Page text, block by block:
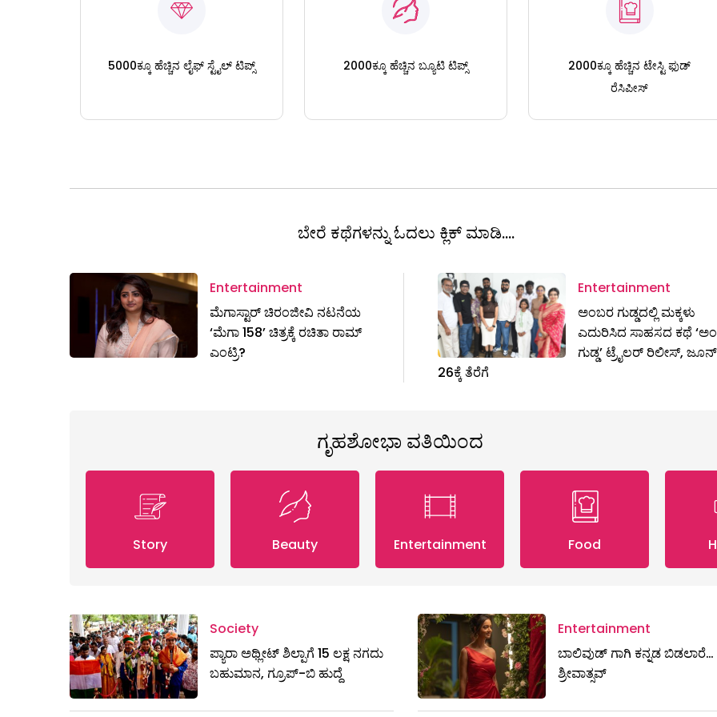
5000ಕ್ಕೂ ಹೆಚ್ಚಿನ ಲೈಫ್ ಸ್ಟೈಲ್ ಟಿಪ್ಸ್ 2000ಕ್ಕೂ ಹೆಚ್ಚಿನ ಬ್ಯೂಟಿ ಟಿಪ್ಸ್
2000ಕ್ಕೂ ಹೆಚ್ಚಿನ ಟೇಸ್ಟಿ ಫುಡ್
ರೆಸಿಪೀಸ್
ಬೇರೆ ಕಥೆಗಳನ್ನು ಓದಲು ಕ್ಲಿಕ್ ಮಾಡಿ....
Entertainment
ಮೆಗಾಸ್ಟಾರ್ ಚಿರಂಜೀವಿ ನಟನೆಯ
‘ಮೆಗಾ 158’ ಚಿತ್ರಕ್ಕೆ ರಚಿತಾ ರಾಮ್
ಎಂಟ್ರಿ?
Entertainment
ಅಂಬರ ಗುಡ್ಡದಲ್ಲಿ ಮಕ್ಕಳು
ಎದುರಿಸಿದ ಸಾಹಸದ ಕಥೆ
ಗುಡ್ಡ’ ಟ್ರೈಲರ್ ರಿಲೀಸ್, ಜೂನ್
26ಕ್ಕೆ ತೆರೆಗೆ
ಗೃಹಶೋಭಾ ವತಿಯಿಂದ
Story Beauty Entertainment Food
Society
ಪ್ಯಾರಾ ಅಥ್ಲೀಟ್ ಶಿಲ್ಪಾಗೆ 15 ಲಕ್ಷ ನಗದು
ಬಹುಮಾನ, ಗ್ರೂಪ್-ಬಿ ಹುದ್ದೆ
Entertainment
ಬಾಲಿವುಡ್ ಗಾಗಿ ಕನ್ನಡ ಬಿಡಲಾರೆ…
ಶ್ರೀವಾತ್ಸವ್